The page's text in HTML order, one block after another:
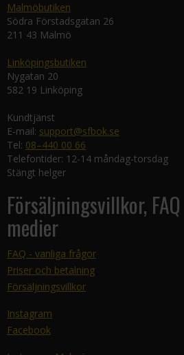
Malmöbutiken
Södra Förstadsgatan 26
211 43 Malmö
Linköpingsbutiken
Nygatan 20
582 19 Linköping
Kundtjänst
E-mail: support@sfbok.se
Tel: 08–440 00 66
Telefontider: 12-14 måndag-torsdag
Stängt helger
Försäljningsvillkor,
medier
FAQ - vanliga frågor
Priser och betalning
Försäljningsvillkor
Instagram
Facebook